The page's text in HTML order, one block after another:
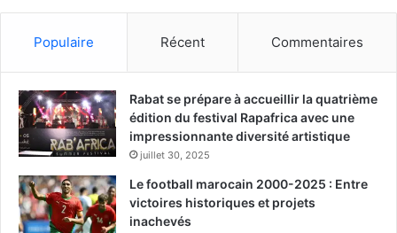
Populaire Récent Commentaires
Rabat se prépare à accueillir la quatrième
édition du festival Rapafrica avec une
impressionnante diversité artistique
juillet 30, 2025
Le football marocain 2000-2025 : Entre
victoires historiques et projets
inachevés